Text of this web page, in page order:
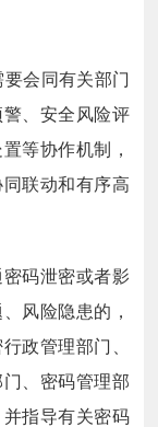
会同有关部门
、安全风险评
等协作机制，
联动和有序高
码泄密或者影
风险隐患的，
政管理部门、
、密码管理部
指导有关密码